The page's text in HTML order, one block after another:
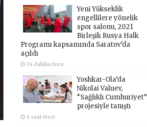
Yeni Yükseklik
engellilere yönelik
spor salonu, 2021
Birleşik Rusya Halk
Programı kapsamında Saratov’da
açıldı
34 dakika önce
Yoshkar-Ola’da
Nikolai Valuev,
“Sağlıklı Cumhuriyet”
projesiyle tanıştı
4 saat önce